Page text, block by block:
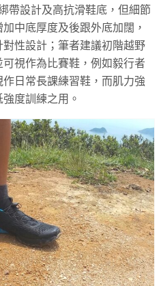
帶設計及高抗滑鞋底，但細節
中底厚度及後跟外底加闊，
性設計；筆者建議初階越野
視作為比賽鞋，例如毅行者
日常長課練習鞋，而肌力強
度訓練之用。